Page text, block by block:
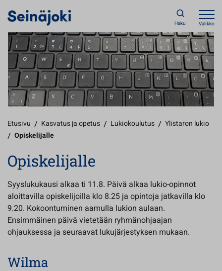
Haku Valikko
Etusivu / Kasvatus ja opetus / Lukiokoulutus / Ylistaron lukio
/ Opiskelijalle
Opiskelijalle
Syyslukukausi alkaa ti 11.8. Päivä alkaa lukio-opinnot
aloittavilla opiskelijoilla klo 8.25 ja opintoja jatkavilla klo
9.20. Kokoontuminen aamulla lukion aulaan.
Ensimmäinen päivä vietetään ryhmänohjaajan
ohjauksessa ja seuraavat lukujärjestyksen mukaan.
Wilma